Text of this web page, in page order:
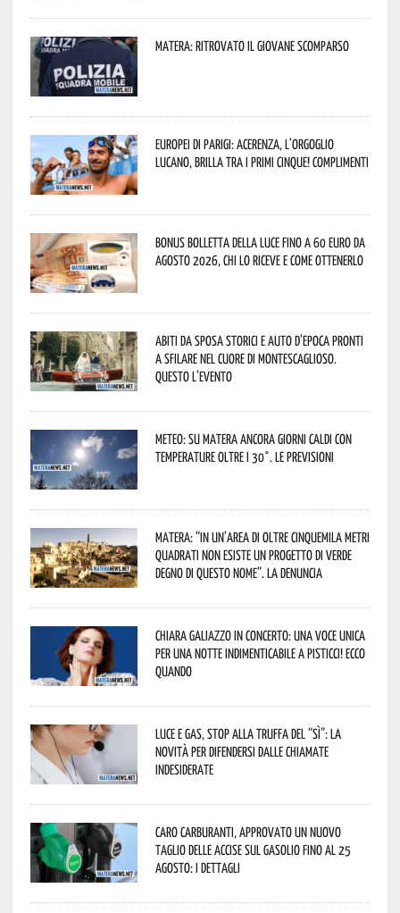
Matera: ritrovato il giovane scomparso
Europei di Parigi: Acerenza, l’orgoglio
lucano, brilla tra i primi cinque! Complimenti
Bonus bolletta della luce fino a 60 euro da
agosto 2026, chi lo riceve e come ottenerlo
Abiti da sposa storici e auto d’epoca pronti
a sfilare nel cuore di Montescaglioso.
Questo l’evento
Meteo: su Matera ancora giorni caldi con
temperature oltre i 30°. Le previsioni
Matera: “In un’area di oltre cinquemila metri
quadrati non esiste un progetto di verde
degno di questo nome”. La denuncia
Chiara Galiazzo in concerto: una voce unica
per una notte indimenticabile a Pisticci! Ecco
quando
Luce e gas, stop alla truffa del “Sì”: la
novità per difendersi dalle chiamate
indesiderate
Caro carburanti, approvato un nuovo
taglio delle accise sul gasolio fino al 25
agosto: i dettagli